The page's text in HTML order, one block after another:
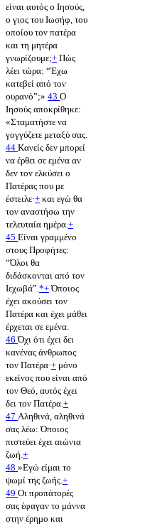
είναι αυτός ο Ιησούς,
ο γιος του Ιωσήφ, του
οποίου τον πατέρα
και τη μητέρα
γνωρίζουμε;+ Πώς
λέει τώρα: “Έχω
κατεβεί από τον
ουρανό”;» 43 Ο
Ιησούς αποκρίθηκε:
«Σταματήστε να
γογγύζετε μεταξύ σας.
44 Κανείς δεν μπορεί
να έρθει σε εμένα αν
δεν τον ελκύσει ο
Πατέρας που με
έστειλε·+ και εγώ θα
τον αναστήσω την
τελευταία ημέρα. +
45 Είναι γραμμένο
στους Προφήτες:
“Όλοι θα
διδάσκονται από τον
Ιεχωβά”. *+Όποιος
έχει ακούσει τον
Πατέρα και έχει μάθει
έρχεται σε εμένα.
46Όχι ότι έχει δει
κανένας άνθρωπος
τον Πατέρα·+ μόνο
εκείνος που είναι από
τον Θεό, αυτός έχει
δει τον Πατέρα. +
47 Αληθινά, αληθινά
σας λέω: Όποιος
πιστεύει έχει αιώνια
ζωή. +
48 »Εγώ είμαι το
ψωμί της ζωής. +
49 Οι προπάτορές
σας έφαγαν το μάννα
στην έρημο και